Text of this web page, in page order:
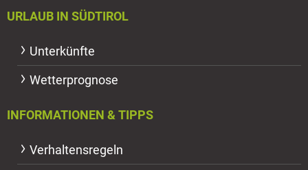
URLAUB IN SÜDTIROL
Unterkünfte
Wetterprognose
INFORMATIONEN & TIPPS
Verhaltensregeln